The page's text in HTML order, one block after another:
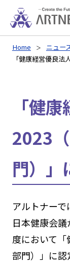
Home ニュー
「健康経営優良
「健
2023
門）」
アルトナー
日本健康会
度において
部門）」に認